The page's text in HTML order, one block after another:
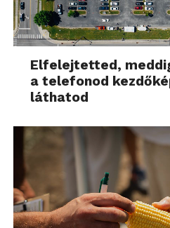
Elfelejtetted,
a telefonod
láthatod